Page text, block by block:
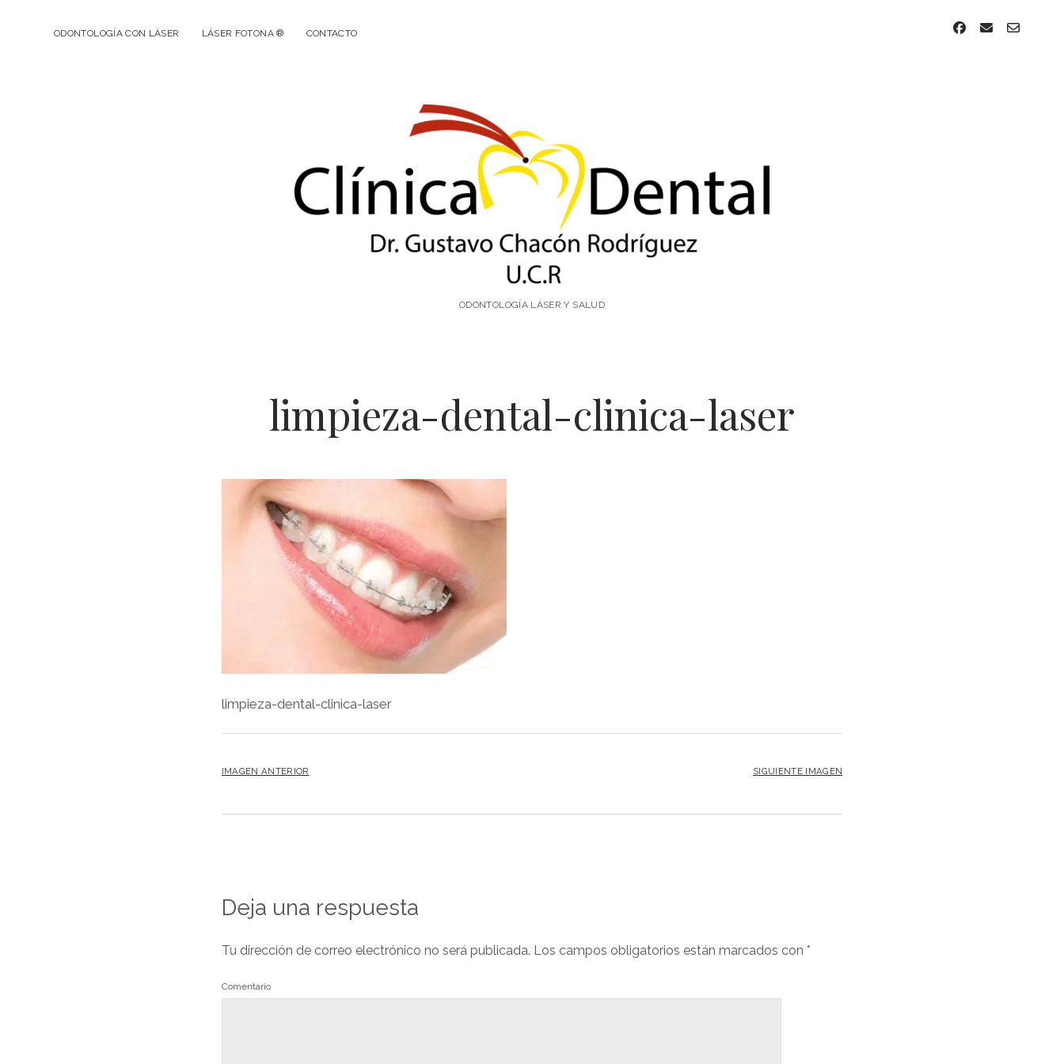
ODONTOLOGÍA CON LÁSER LÁSER FOTONA ® CONTACTO facebook
emailemail-
Clínica
Dental
Chacón
Costa
Rica
ODONTOLOGÍA LÁSER Y SALUD
limpieza-dental-clinica-laser
limpieza-dental-clinica-laser
IMAGEN ANTERIOR SIGUIENTE IMAGEN
Deja una respuesta
Tu dirección de correo electrónico no será publicada. Los campos obligatorios están marcados con *
Comentario